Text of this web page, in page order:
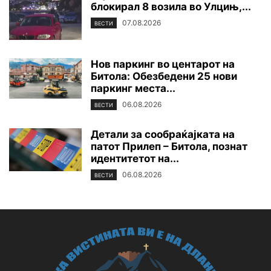
блокирал 8 возила во Улцињ,...
ВЕСТИ 07.08.2026
Нов паркинг во центарот на
Битола: Обезбедени 25 нови
паркинг места...
ВЕСТИ 06.08.2026
Детали за сообраќајката на
патот Прилеп – Битола, познат
идентитетот на...
ВЕСТИ 06.08.2026